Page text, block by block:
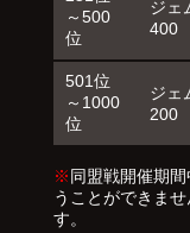
～500
位
ジェ
400
501位
～1000
位
ジェ
200
※同盟戦開催期
うことができま
す。